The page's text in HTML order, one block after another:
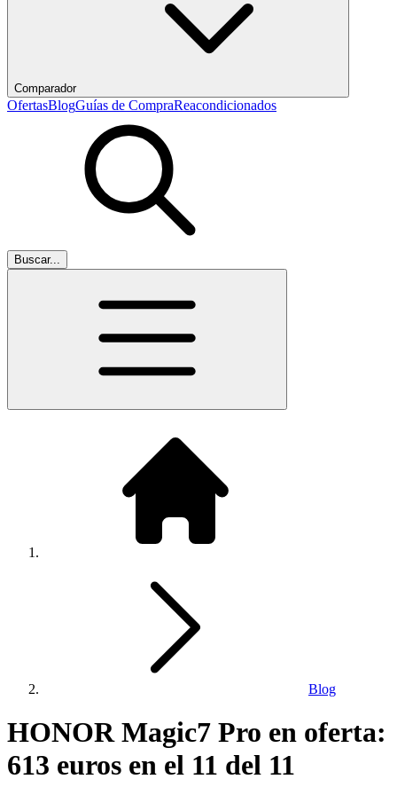
Comparador
OfertasBlogGuías de CompraReacondicionados
Buscar...
Blog
HONOR Magic7 Pro en oferta:
613 euros en el 11 del 11